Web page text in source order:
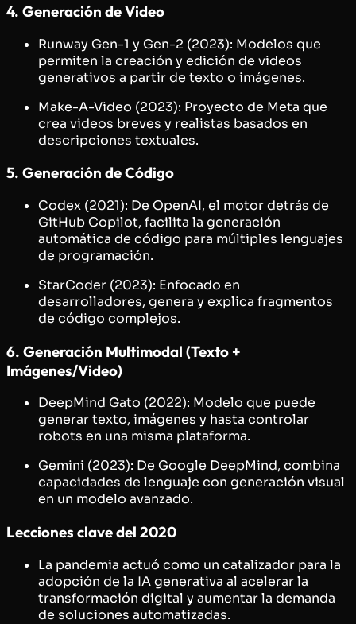
4. Generación de Video
Runway Gen-1 y Gen-2 (2023): Modelos que
permiten la creación y edición de videos
generativos a partir de texto o imágenes.
Make-A-Video (2023): Proyecto de Meta que
crea videos breves y realistas basados en
descripciones textuales.
5. Generación de Código
Codex (2021): De OpenAI, el motor detrás de
GitHub Copilot, facilita la generación
automática de código para múltiples lenguajes
de programación.
StarCoder (2023): Enfocado en
desarrolladores, genera y explica fragmentos
de código complejos.
6. Generación Multimodal (Texto +
Imágenes/Video)
DeepMind Gato (2022): Modelo que puede
generar texto, imágenes y hasta controlar
robots en una misma plataforma.
Gemini (2023): De Google DeepMind, combina
capacidades de lenguaje con generación visual
en un modelo avanzado.
Lecciones clave del 2020
La pandemia actuó como un catalizador para la
adopción de la IA generativa al acelerar la
transformación digital y aumentar la demanda
de soluciones automatizadas.